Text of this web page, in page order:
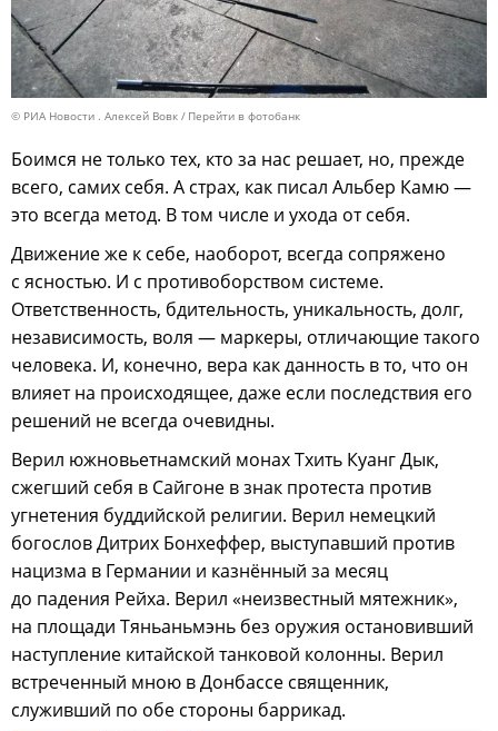
© РИА Новости . Алексей Вовк Перейти в фотобанк
Боимся не только тех, кто за нас решает, но, прежде
всего, самих себя. А страх, как писал Альбер Камю —
это всегда метод. В том числе и ухода от себя.
Движение же к себе, наоборот, всегда сопряжено
с ясностью. И с противоборством системе.
Ответственность, бдительность, уникальность, долг,
независимость, воля — маркеры, отличающие такого
человека. И, конечно, вера как данность в то, что он
влияет на происходящее, даже если последствия его
решений не всегда очевидны.
Верил южновьетнамский монах Тхить Куанг Дык,
сжегший себя в Сайгоне в знак протеста против
угнетения буддийской религии. Верил немецкий
богослов Дитрих Бонхеффер, выступавший против
нацизма в Германии и казнённый за месяц
до падения Рейха. Верил «неизвестный мятежник»,
на площади Тяньаньмэнь без оружия остановивший
наступление китайской танковой колонны. Верил
встреченный мною в Донбассе священник,
служивший по обе стороны баррикад.